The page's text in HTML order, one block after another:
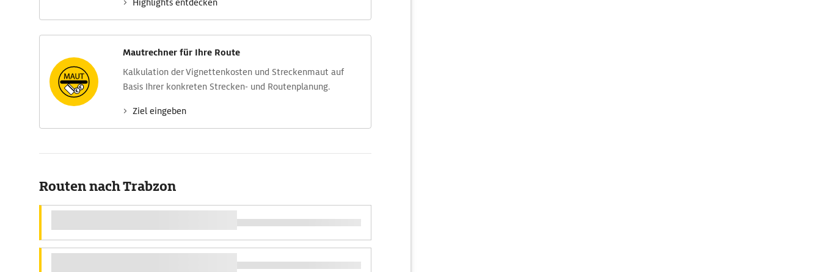
Highlights entdecken
Mautrechner für Ihre Route
Kalkulation der Vignettenkosten und Streckenmaut auf
Basis Ihrer konkreten Strecken- und Routenplanung.
Ziel eingeben
Routen nach Trabzon